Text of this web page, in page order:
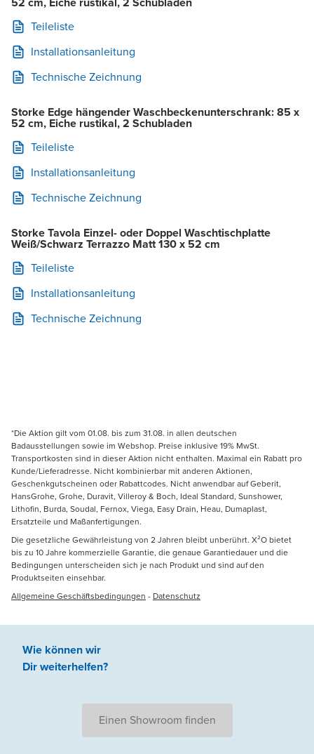
Teileliste
Installationsanleitung
Technische Zeichnung
Storke Edge hängender Waschbeckenunterschrank: 85 x
52 cm, Eiche rustikal, 2 Schubladen
Teileliste
Installationsanleitung
Technische Zeichnung
Storke Tavola Einzel- oder Doppel Waschtischplatte
Weiß/Schwarz Terrazzo Matt 130 x 52 cm
Teileliste
Installationsanleitung
Technische Zeichnung
*Die Aktion gilt vom 01.08. bis zum 31.08. in allen deutschen
Badausstellungen sowie im Webshop. Preise inklusive 19% MwSt.
Transportkosten sind in dieser Aktion nicht enthalten. Maximal ein Rabatt pro
Kunde/Lieferadresse. Nicht kombinierbar mit anderen Aktionen,
Geschenkgutscheinen oder Rabattcodes. Nicht anwendbar auf Geberit,
HansGrohe, Grohe, Duravit, Villeroy & Boch, Ideal Standard, Sunshower,
Lithofin, Burda, Soudal, Fernox, Viega, Easy Drain, Heau, Dumaplast,
Ersatzteile und Maßanfertigungen.
Die gesetzliche Gewährleistung von 2 Jahren bleibt unberührt. X²O bietet
bis zu 10 Jahre kommerzielle Garantie, die genaue Garantiedauer und die
Bedingungen unterscheiden sich je nach Produkt und sind auf den
Produktseiten einsehbar.
Allgemeine Geschäftsbedingungen - Datenschutz
Wie können wir
Dir weiterhelfen?
Einen Showroom finden